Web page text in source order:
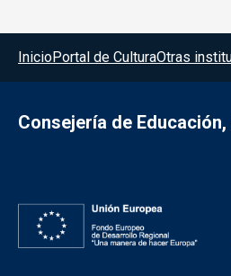
Menú del pie
InicioPortal de CulturaOtras
Consejería de